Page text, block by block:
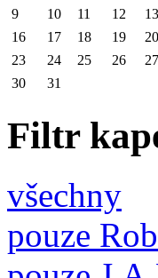
9
10 11 12 13
16
17 18 19 20
23
24 25 26 27
30
31
Filtr
všechny
pouze